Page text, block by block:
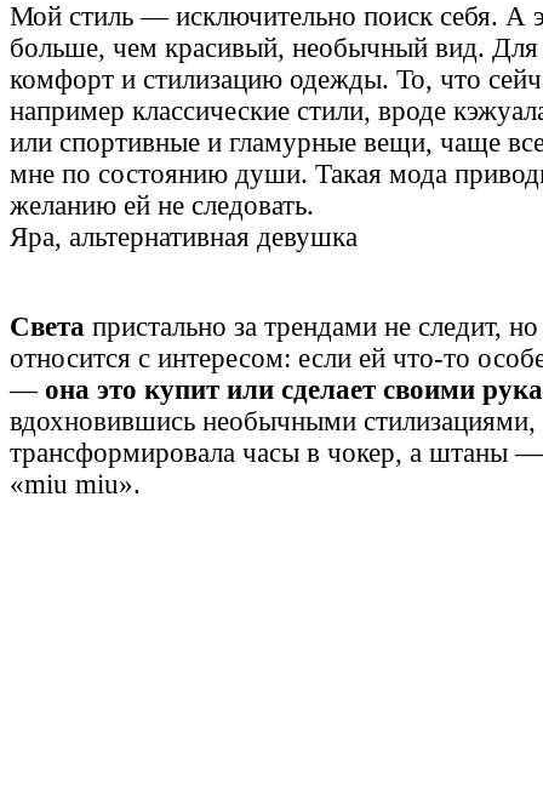
Мой стиль — исключительно поиск себя. А
больше, чем красивый, необычный вид. Для
комфорт и стилизацию одежды. То, что
например классические стили, вроде
или спортивные и гламурные вещи, чаще
мне по состоянию души. Такая мода
желанию ей не следовать.
Яра, альтернативная девушка
Света пристально за трендами не следит,
относится с интересом: если ей что-то
—она это купит или сделает своими
вдохновившись необычными
трансформировала часы в чокер, а штаны
«miu miu».